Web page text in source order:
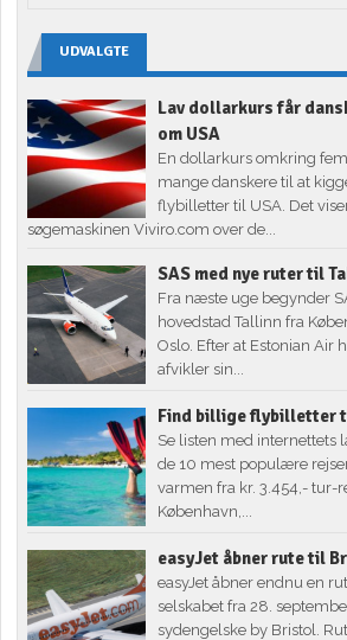
UDVALGTE
Lav dollarkurs får
om USA
En dollarkurs omkring
mange danskere til at
flybilletter til USA. Det
søgemaskinen Viviro.com over de...
SAS med nye ruter til
Fra næste uge begynder
hovedstad Tallinn fra
Oslo. Efter at Estonian Air
afvikler sin...
Find billige flybilletter
Se listen med internettets
de 10 mest populære
varmen fra kr. 3.454,- tur-
København,...
easyJet åbner rute til
easyJet åbner endnu en
selskabet fra 28.
sydengelske by Bristol.